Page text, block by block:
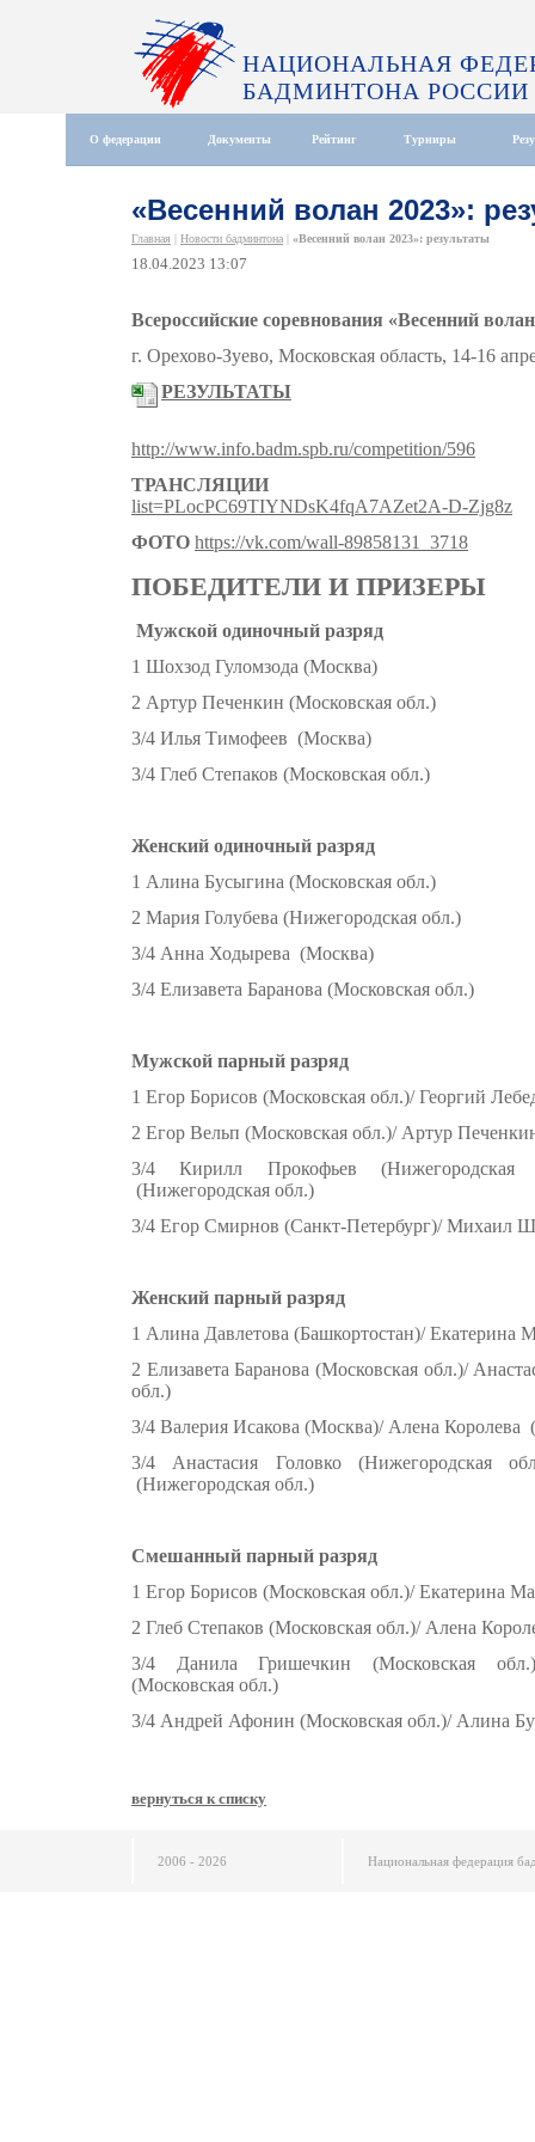
НАЦИОНАЛЬНАЯ
БАДМИНТОНА РОССИИ
О федерации Документы Рейтинг Турниры
«Весенний волан 2023»:
Главная | Новости бадминтона | «Весенний волан 2023»: результаты
18.04.2023 13:07
Всероссийские соревнования «Весенний
г. Орехово-Зуево, Московская область, 14-16
РЕЗУЛЬТАТЫ
http://www.info.badm.spb.ru/competition/596
ТРАНСЛЯЦИИ
list=PLocPC69TIYNDsK4fqA7AZet2A-D-Zjg8z
ФОТО https://vk.com/wall-89858131_3718
ПОБЕДИТЕЛИ И ПРИЗЕРЫ
Мужской одиночный разряд
1 Шохзод Гуломзода (Москва)
2 Артур Печенкин (Московская обл.)
3/4 Илья Тимофеев (Москва)
3/4 Глеб Степаков (Московская обл.)
Женский одиночный разряд
1 Алина Бусыгина (Московская обл.)
2 Мария Голубева (Нижегородская обл.)
3/4 Анна Ходырева (Москва)
3/4 Елизавета Баранова (Московская обл.)
Мужской парный разряд
1 Егор Борисов (Московская обл.)/ Георгий
2 Егор Вельп (Московская обл.)/ Артур
3/4 Кирилл Прокофьев
(Нижегородская обл.)
3/4 Егор Смирнов (Санкт-Петербург)/ Михаил
Женский парный разряд
1 Алина Давлетова (Башкортостан)/ Екатерина
2 Елизавета Баранова (Московская обл.)/
обл.)
3/4 Валерия Исакова (Москва)/ Алена Королева
3/4 Анастасия Головко (Нижегородская
(Нижегородская обл.)
Смешанный парный разряд
1 Егор Борисов (Московская обл.)/ Екатерина
2 Глеб Степаков (Московская обл.)/ Алена
3/4 Данила Гришечкин (Московская
(Московская обл.)
3/4 Андрей Афонин (Московская обл.)/ Алина
вернуться к списку
2006 - 2026 Национальная федерация